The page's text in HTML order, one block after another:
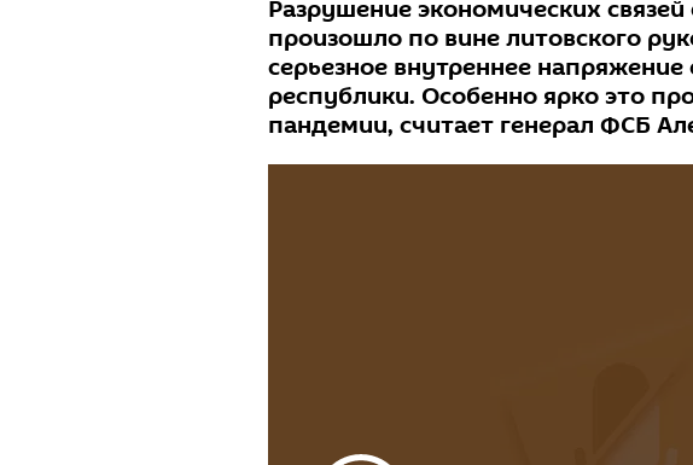
Разрушение экономических связей
произошло по вине литовского
серьезное внутреннее напряжение
республики. Особенно ярко это
пандемии, считает генерал ФСБ